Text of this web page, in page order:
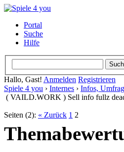
Portal
Suche
Hilfe
Hallo, Gast! Anmelden Registrieren
Spiele 4 you › Internes › Infos,
( VAILD.WORK ) Sell info fullz
Seiten (2): « Zurück 1 2